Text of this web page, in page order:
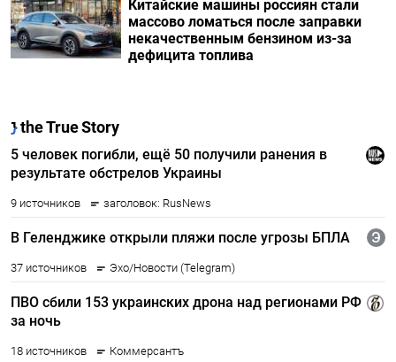
Китайские машины россиян стали
массово ломаться после заправки
некачественным бензином из-за
дефицита топлива